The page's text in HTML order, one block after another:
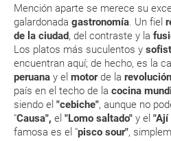
Mención aparte se merece su
galardonada gastronomía . Un fiel
de la ciudad, del contraste y la
Los platos más suculentos y
encuentran aquí; de hecho, es la
peruana y el motorde la
país en el techo de la cocina
siendo el "cebiche", aunque no
"Causa", el "Lomo saltado" y el "Ají
famosa es el "pisco sour",
¿Qué caducidad debe tener
a...?
¿Con cuánta antelación tengo
aeropuerto?
RESERVAR ¿Cómo puedo
paquete vacacional en la